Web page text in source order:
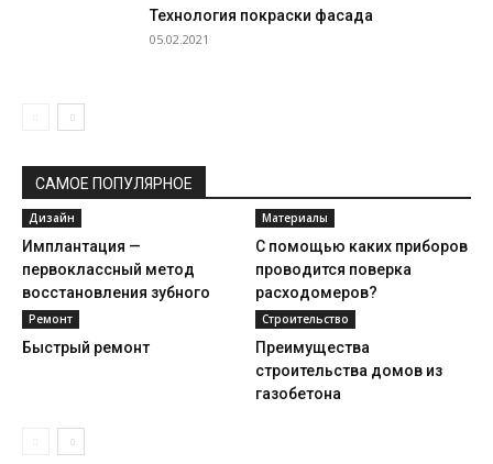
Технология покраски фасада
05.02.2021
САМОЕ ПОПУЛЯРНОЕ
Дизайн
Имплантация —
первоклассный метод
восстановления зубного
ряда
Материалы
С помощью каких приборов
проводится поверка
расходомеров?
Ремонт
Быстрый ремонт
Строительство
Преимущества
строительства домов из
газобетона